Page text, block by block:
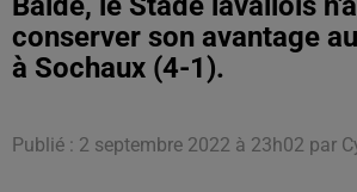
conserver son avantage
à Sochaux (4-1).
Publié : 2 septembre 2022 à 23h02 par